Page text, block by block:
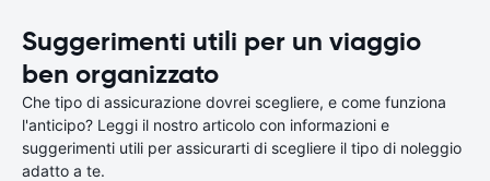
Suggerimenti utili per un viaggio
ben organizzato
Che tipo di assicurazione dovrei scegliere, e come funziona
l'anticipo? Leggi il nostro articolo con informazioni e
suggerimenti utili per assicurarti di scegliere il tipo di noleggio
adatto a te.